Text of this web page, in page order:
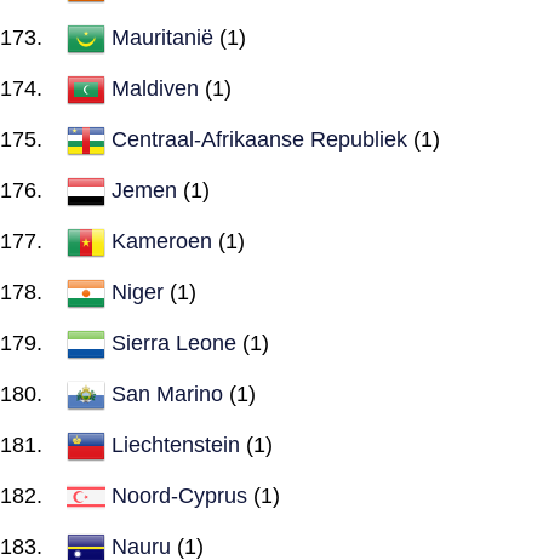
Mauritanië (1)
Maldiven (1)
Centraal-Afrikaanse Republiek (1)
Jemen (1)
Kameroen (1)
Niger (1)
Sierra Leone (1)
San Marino (1)
Liechtenstein (1)
Noord-Cyprus (1)
Nauru (1)